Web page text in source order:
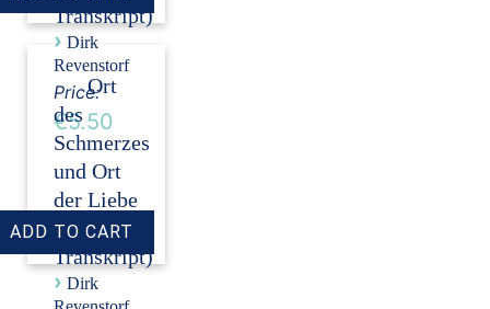
Transkript)
› Dirk
Revenstorf
Price:
€5.50
Ort
des
Schmerzes
und Ort
der Liebe
(Audio +
Transkript)
› Dirk